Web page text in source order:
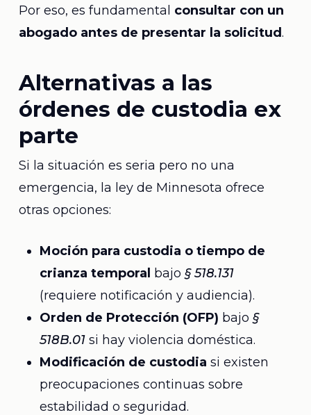
Por eso, es fundamental consultar con un
abogado antes de presentar la solicitud.
Alternativas a las
órdenes de custodia ex
parte
Si la situación es seria pero no una
emergencia, la ley de Minnesota ofrece
otras opciones:
Moción para custodia o tiempo de
crianza temporal bajo § 518.131
(requiere notificación y audiencia).
Orden de Protección (OFP) bajo §
518B.01si hay violencia doméstica.
Modificación de custodia si existen
preocupaciones continuas sobre
estabilidad o seguridad.